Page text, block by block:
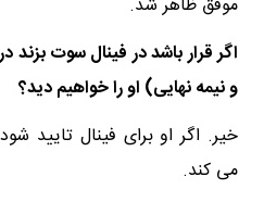
موفق ظاهر شد.
اگر قرار باشد در فینال سوت
و نیمه نهایی) او را خواهیم دید؟
خیر. اگر او برای فینال تایید
می کند.